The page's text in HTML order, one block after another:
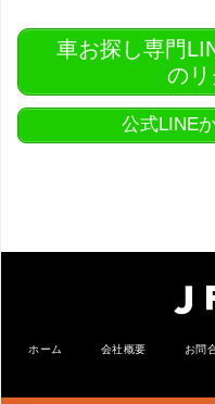
車お探し専門
のリ
公式LINE
ホーム 会社概要 お問